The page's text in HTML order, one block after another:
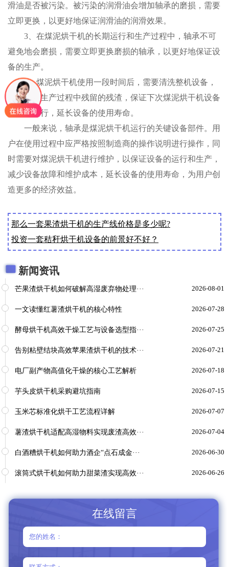
滑油是否被污染。被污染的润滑油会增加轴承的磨损，需要
立即更换，以更好地保证润滑油的润滑效果。
3、在煤泥烘干机的长期运行和生产过程中，轴承不可
避免地会磨损，需要立即更换磨损的轴承，以更好地保证设
备的生产。
4、煤泥烘干机使用一段时间后，需要清洗整机设备，
便于清除生产过程中残留的残渣，保证下次煤泥烘干机设备
的正常运行，延长设备的使用寿命。
一般来说，轴承是煤泥烘干机运行的关键设备部件。用
户在使用过程中应严格按照制造商的操作说明进行操作，同
时需要对煤泥烘干机进行维护，以保证设备的运行和生产，
减少设备故障和维护成本，延长设备的使用寿命，为用户创
造更多的经济效益。
那么一套果渣烘干机的生产线价格是多少呢?
投资一套秸秆烘干机设备的前景好不好？
新闻资讯
芒果渣烘干机如何破解高湿废弃物处理··· 2026-08-01
一文读懂红薯渣烘干机的核心特性 2026-07-28
酵母烘干机高效干燥工艺与设备选型指··· 2026-07-25
告别粘壁结块高效苹果渣烘干机的技术··· 2026-07-21
电厂副产物高值化干燥的核心工艺解析 2026-07-18
芋头皮烘干机采购避坑指南 2026-07-15
玉米芯标准化烘干工艺流程详解 2026-07-07
薯渣烘干机适配高湿物料实现废渣高效··· 2026-07-04
白酒糟烘干机如何助力酒企“点石成金··· 2026-06-30
滚筒式烘干机如何助力甜菜渣实现高效··· 2026-06-26
在线留言